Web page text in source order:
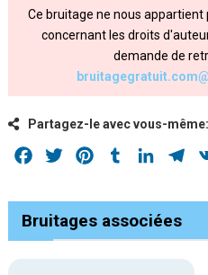
Ce bruitage ne nous appartient
concernant les droits
demande de
Partagez-le avec vous-même:
Facebook
Twitter PinterestTumblr
Bruitages associées